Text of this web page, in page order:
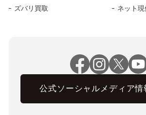
ズバリ買取 ネット現
公式ソーシャルメディア情